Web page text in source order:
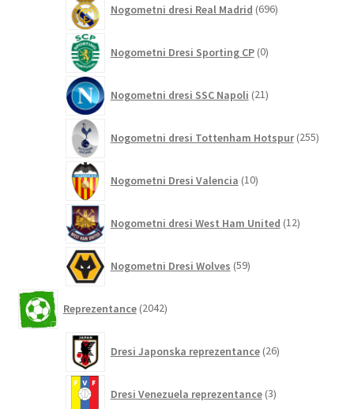
Nogometni dresi Real Madrid 696izdelkov
Nogometni Dresi Sporting CP 0izdelkov
Nogometni dresi SSC Napoli 21izdelkov
Nogometni dresi Tottenham Hotspur 255
Nogometni Dresi Valencia 10izdelkov
Nogometni dresi West Ham United 12izdelkov
Nogometni Dresi Wolves 59izdelkov
Reprezentance 2042izdelkov
Dresi Japonska reprezentance 26izdelkov
Dresi Venezuela reprezentance 3izdelki